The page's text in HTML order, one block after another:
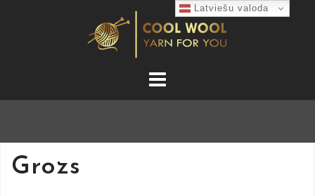
Grozs
Latviešu valoda